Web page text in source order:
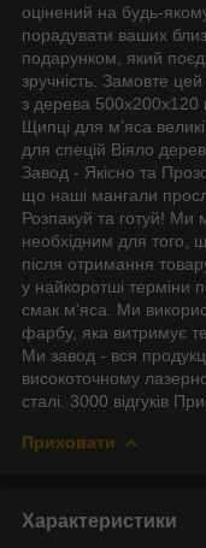
оцінений на будь-
порадувати ваших
подарунком, який
зручність. Замовте
з дерева 500х200х120
Щипці для мʼяса
для спецій Віяло
Завод - Якісно та
що наші мангали
Розпакуй та готуй! Ми
необхідним для того,
після отримання
у найкоротші терміни
смак м'яса. Ми
фарбу, яка витримує
Ми завод - вся
високоточному
сталі. 3000 відгуків
Приховати
Характеристики